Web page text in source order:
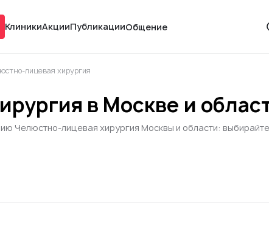
КлиникиАкцииПубликацииОбщение
лицевая хирургия
в Москве и
Челюстно-лицевая хирургия Москвы и области: выбирайте